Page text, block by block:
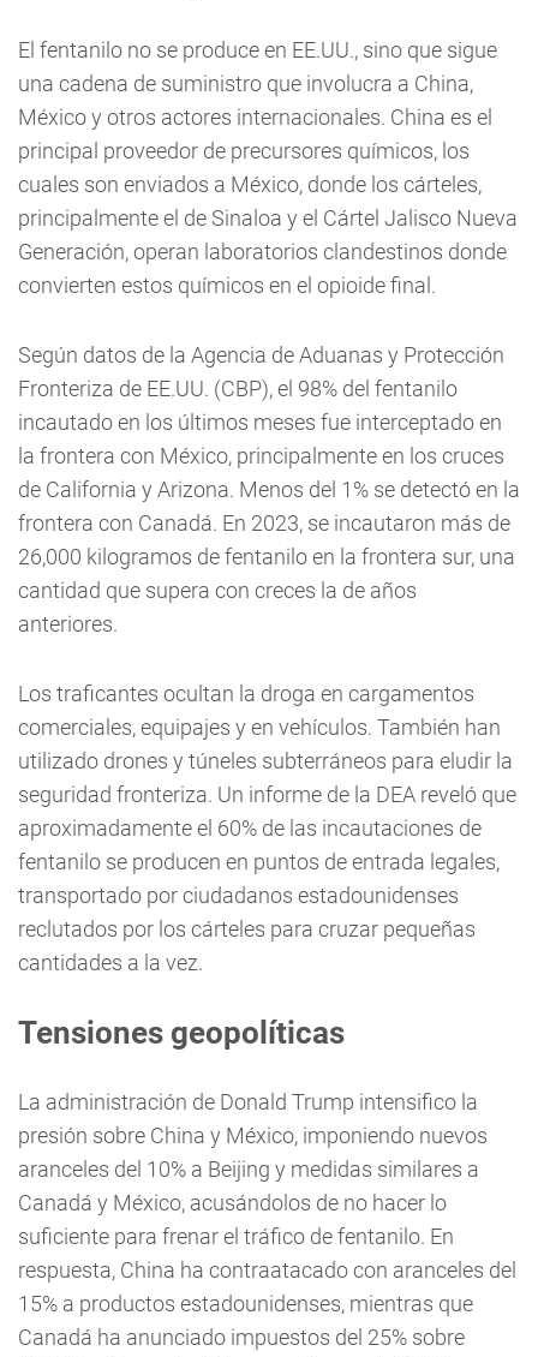
El fentanilo no se produce en EE.UU., sino que sigue
una cadena de suministro que involucra a China,
México y otros actores internacionales. China es el
principal proveedor de precursores químicos, los
cuales son enviados a México, donde los cárteles,
principalmente el de Sinaloa y el Cártel Jalisco Nueva
Generación, operan laboratorios clandestinos donde
convierten estos químicos en el opioide final.
Según datos de la Agencia de Aduanas y Protección
Fronteriza de EE.UU. (CBP), el 98% del fentanilo
incautado en los últimos meses fue interceptado en
la frontera con México, principalmente en los cruces
de California y Arizona. Menos del 1% se detectó en la
frontera con Canadá. En 2023, se incautaron más de
26,000 kilogramos de fentanilo en la frontera sur, una
cantidad que supera con creces la de años
anteriores.
Los traficantes ocultan la droga en cargamentos
comerciales, equipajes y en vehículos. También han
utilizado drones y túneles subterráneos para eludir la
seguridad fronteriza. Un informe de la DEA reveló que
aproximadamente el 60% de las incautaciones de
fentanilo se producen en puntos de entrada legales,
transportado por ciudadanos estadounidenses
reclutados por los cárteles para cruzar pequeñas
cantidades a la vez.
Tensiones geopolíticas
La administración de Donald Trump intensifico la
presión sobre China y México, imponiendo nuevos
aranceles del 10% a Beijing y medidas similares a
Canadá y México, acusándolos de no hacer lo
suficiente para frenar el tráfico de fentanilo. En
respuesta, China ha contraatacado con aranceles del
15% a productos estadounidenses, mientras que
Canadá ha anunciado impuestos del 25% sobre